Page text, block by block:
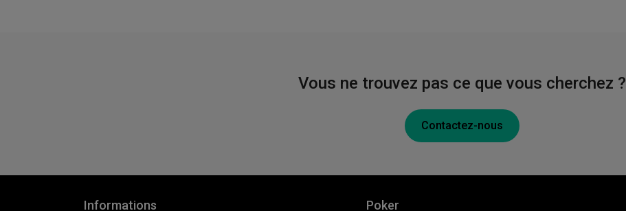
Vous ne trouvez pas ce que vous cherchez ?
Contactez-nous
Informations Poker